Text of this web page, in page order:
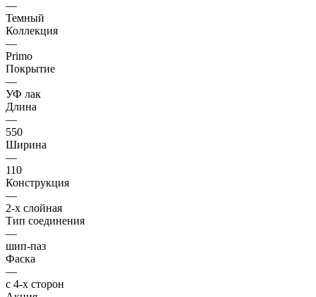
—
Темный
Коллекция
—
Primo
Покрытие
—
УФ лак
Длина
—
550
Ширина
—
110
Конструкция
—
2-х слойная
Тип соединения
—
шип-паз
Фаска
—
с 4-х сторон